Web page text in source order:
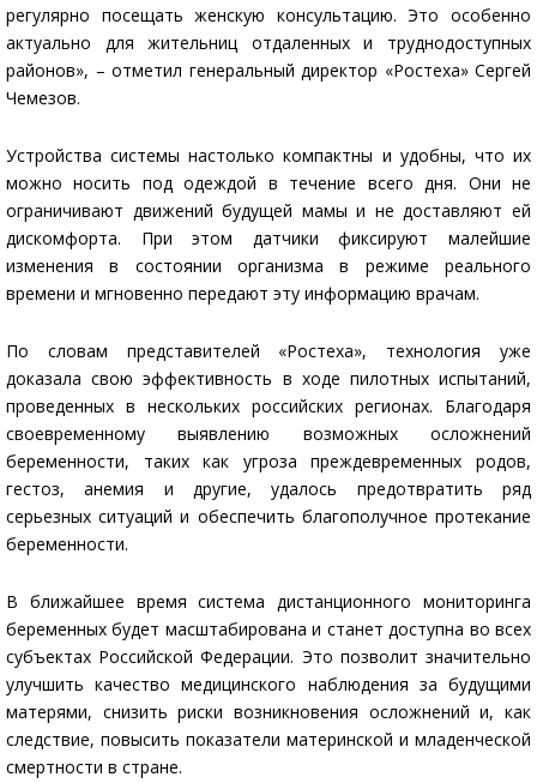
регулярно посещать женскую консультацию. Это особенно
актуально для жительниц отдаленных и труднодоступных
районов», – отметил генеральный директор «Ростеха» Сергей
Чемезов.
Устройства системы настолько компактны и удобны, что их
можно носить под одеждой в течение всего дня. Они не
ограничивают движений будущей мамы и не доставляют ей
дискомфорта. При этом датчики фиксируют малейшие
изменения в состоянии организма в режиме реального
времени и мгновенно передают эту информацию врачам.
По словам представителей «Ростеха», технология уже
доказала свою эффективность в ходе пилотных испытаний,
проведенных в нескольких российских регионах. Благодаря
своевременному выявлению возможных осложнений
беременности, таких как угроза преждевременных родов,
гестоз, анемия и другие, удалось предотвратить ряд
серьезных ситуаций и обеспечить благополучное протекание
беременности.
В ближайшее время система дистанционного мониторинга
беременных будет масштабирована и станет доступна во всех
субъектах Российской Федерации. Это позволит значительно
улучшить качество медицинского наблюдения за будущими
матерями, снизить риски возникновения осложнений и, как
следствие, повысить показатели материнской и младенческой
смертности в стране.